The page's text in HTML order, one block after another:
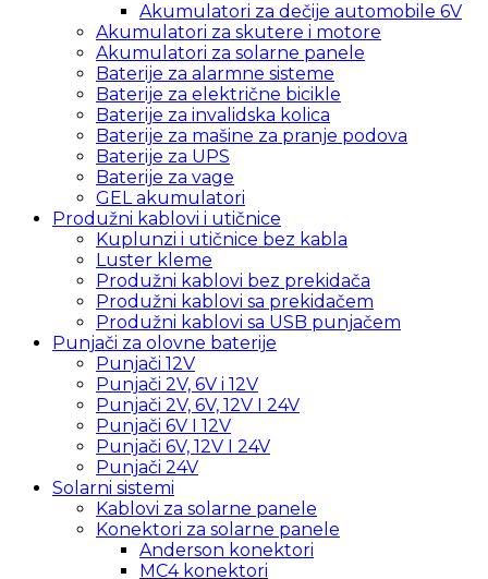
Akumulatori za dečije automobile 6V
Akumulatori za skutere i motore
Akumulatori za solarne panele
Baterije za alarmne sisteme
Baterije za električne bicikle
Baterije za invalidska kolica
Baterije za mašine za pranje podova
Baterije za UPS
Baterije za vage
GEL akumulatori
Produžni kablovi i utičnice
Kuplunzi i utičnice bez kabla
Luster kleme
Produžni kablovi bez prekidača
Produžni kablovi sa prekidačem
Produžni kablovi sa USB punjačem
Punjači za olovne baterije
Punjači 12V
Punjači 2V, 6V i 12V
Punjači 2V, 6V, 12V I 24V
Punjači 6V I 12V
Punjači 6V, 12V I 24V
Punjači 24V
Solarni sistemi
Kablovi za solarne panele
Konektori za solarne panele
Anderson konektori
MC4 konektori